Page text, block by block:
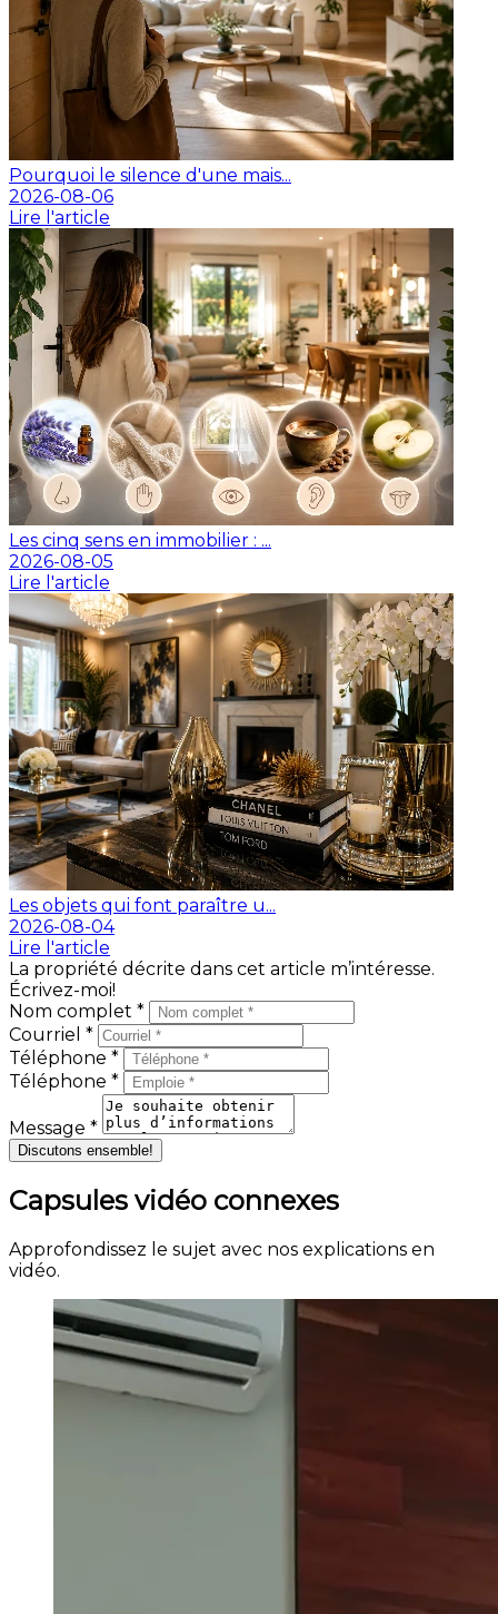
Pourquoi le silence d'une mais...
2026-08-06
Lire l'article
Les cinq sens en immobilier : ...
2026-08-05
Lire l'article
Les objets qui font paraître u...
2026-08-04
Lire l'article
La propriété décrite dans cet article m’intéresse.
Écrivez-moi!
Nom complet *
Courriel *
Téléphone *
Téléphone *
Message *
Discutons ensemble!
Capsules vidéo connexes
Approfondissez le sujet avec nos explications en
vidéo.